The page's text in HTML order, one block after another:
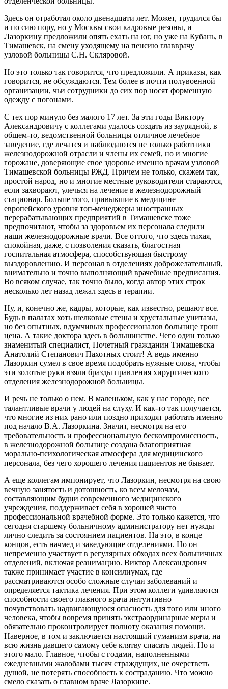
Здесь он отработал около двенадцати лет. Может, трудился бы
и по сию пору, но у Москвы свои кадровые резоны, и
Лазоркину предложили опять ехать на юг, но уже на Кубань, в
Тимашевск, на смену уходящему на пенсию главврачу
узловой больницы С.Н. Скляровой.
Но это только так говорится, что предложили. А приказы, как
говорится, не обсуждаются. Тем более в почти полувоенной
организации, чьи сотрудники до сих пор носят форменную
одежду с погонами.
С тех пор минуло без малого 17 лет. За эти годы Виктору
Александровичу с коллегами удалось создать из заурядной, в
общем-то, ведомственной больницы отличное лечебное
заведение, где лечатся и наблюдаются не только работники
железнодорожной отрасли и члены их семей, но и многие
горожане, доверяющие свое здоровье именно врачам узловой
Тимашевской больницы РЖД. Причем не только, скажем так,
простой народ, но и многие местные руководители стараются,
если захворают, улечься на лечение в железнодорожный
стационар. Больше того, привыкшие к медицине
европейского уровня топ-менеджеры иностранных
перерабатывающих предприятий в Тимашевске тоже
предпочитают, чтобы за здоровьем их персонала следили
наши железнодорожные врачи. Все оттого, что здесь тихая,
спокойная, даже, с позволения сказать, благостная
госпитальная атмосфера, способствующая быстрому
выздоровлению. И персонал в отделениях доброжелательный,
внимательно и точно выполняющий врачебные предписания.
Во всяком случае, так точно было, когда автор этих строк
несколько лет назад лежал здесь в терапии.
Ну, и, конечно же, кадры, которые, как известно, решают все.
Будь в палатах хоть шелковые стены и хрустальные унитазы,
но без опытных, вдумчивых профессионалов больнице грош
цена. А такие доктора здесь в большинстве. Чего один только
знаменитый специалист, Почетный гражданин Тимашевска
Анатолий Степанович Пахотных стоит! А ведь именно
Лазоркин сумел в свое время подобрать нужные слова, чтобы
эти золотые руки взяли бразды правления хирургического
отделения железнодорожной больницы.
И речь не только о нем. В маленьком, как у нас городе, все
талантливые врачи у людей на слуху. И как-то так получается,
что многие из них рано или поздно приходят работать именно
под начало В.А. Лазоркина. Значит, несмотря на его
требовательность и профессиональную бескомпромиссность,
в железнодорожной больнице создана благоприятная
морально-психологическая атмосфера для медицинского
персонала, без чего хорошего лечения пациентов не бывает.
А еще коллегам импонирует, что Лазоркин, несмотря на свою
вечную занятость и дотошность, ко всем мелочам,
составляющим будни современного медицинского
учреждения, поддерживает себя в хорошей чисто
профессиональной врачебной форме. Это только кажется, что
сегодня старшему больничному администратору нет нужды
лично следить за состоянием пациентов. На это, в конце
концов, есть начмед и заведующие отделениями. Но он
непременно участвует в регулярных обходах всех больничных
отделений, включая реанимацию. Виктор Александрович
также принимает участие в консилиумах, где
рассматриваются особо сложные случаи заболеваний и
определяется тактика лечения. При этом коллеги удивляются
способности своего главного врача интуитивно
почувствовать надвигающуюся опасность для того или иного
человека, чтобы вовремя принять экстраординарные меры и
обязательно проконтролирует полноту оказания помощи.
Наверное, в том и заключается настоящий гуманизм врача, на
всю жизнь давшего самому себе клятву спасать людей. Но и
этого мало. Главное, чтобы с годами, наполненными
ежедневными жалобами тысяч страждущих, не очерстветь
душой, не потерять способность к состраданию. Что можно
смело сказать о главном враче Лазоркине.